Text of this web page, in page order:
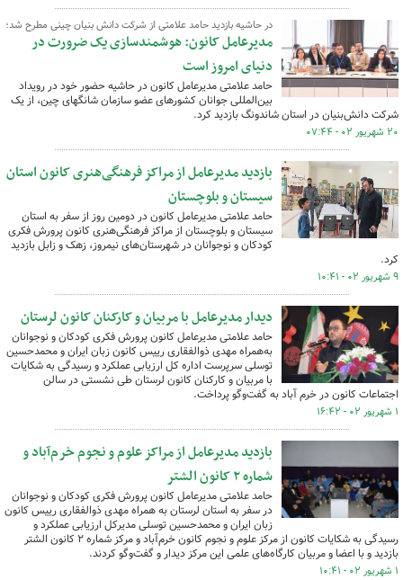
در حاشیه بازدید حامد علامتی از شرکت دانش بنیان چینی مطرح شد؛
مدیرعامل کانون: هوشمندسازی یک ضرورت در
دنیای امروز است
حامد علامتی مدیرعامل کانون در حاشیه حضور خود در رویداد
بین‌المللی جوانان کشورهای عضو سازمان شانگهای چین، از یک
شرکت دانش‌بنیان در استان شاندونگ بازدید کرد.
۲۰ شهریور ۰۲ - ۰۷:۴۴
بازدید مدیرعامل از مراکز فرهنگی‌هنری کانون استان
سیستان و بلوچستان
حامد علامتی مدیرعامل کانون در دومین روز از سفر به استان
سیستان و بلوچستان از مراکز فرهنگی‌هنری کانون پرورش فکری
کودکان و نوجوانان در شهرستان‌های نیمروز، زهک و زابل بازدید
کرد.
۹ شهریور ۰۲ - ۱۰:۴۱
دیدار مدیرعامل با مربیان و کارکنان کانون لرستان
حامد علامتی مدیرعامل کانون پرورش فکری کودکان و نوجوانان
به‌همراه مهدی ذوالفقاری رییس کانون زبان ایران و محمدحسین
توسلی سرپرست اداره کل ارزیابی عملکرد و رسیدگی به شکایات
با مربیان و کارکنان کانون لرستان طی نشستی در سالن
اجتماعات کانون در خرم آباد به گفت‌وگو پرداخت.
۱ شهریور ۰۲ - ۱۶:۴۲
بازدید مدیرعامل از مراکز علوم و نجوم خرم‌آباد و
شماره ۲ کانون الشتر
حامد علامتی مدیرعامل کانون پرورش فکری کودکان و نوجوانان
در سفر به استان لرستان به همراه مهدی ذوالفقاری رییس کانون
زبان ایران و محمدحسین توسلی مدیرکل ارزیابی عملکرد و
رسیدگی به شکایات کانون از مرکز علوم و نجوم کانون خرم‌آباد و مرکز شماره ۲ کانون الشتر
بازدید و با اعضا و مربیان کارگاه‌های علمی این مرکز دیدار و گفت‌وگو کردند.
۱ شهریور ۰۲ - ۱۰:۴۱